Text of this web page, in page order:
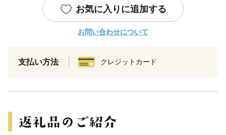
お気に入りに追加する
お問い合わせについて
支払い方法 クレジットカード